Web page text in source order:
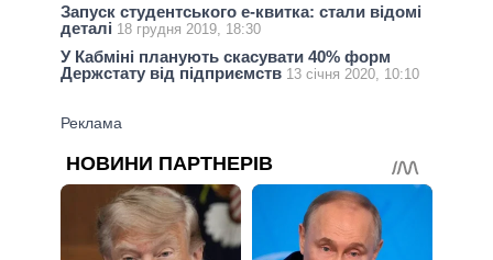
Запуск студентського е-квитка: стали відомі
деталі 18 грудня 2019, 18:30
У Кабміні планують скасувати 40% форм
Держстату від підприємств 13 січня 2020, 10:10